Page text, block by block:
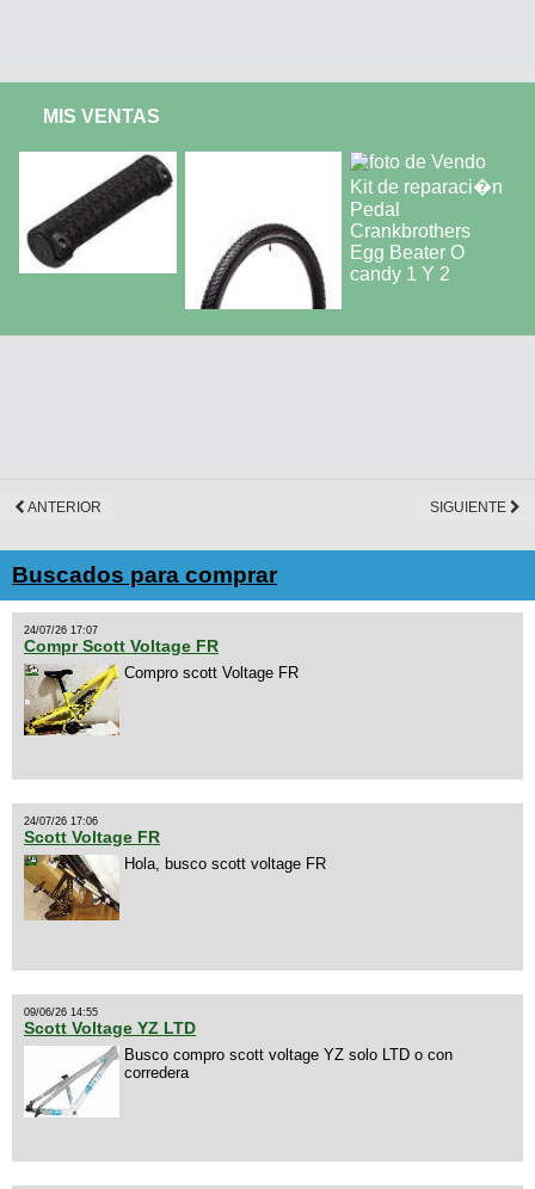
MIS VENTAS
ANTERIOR SIGUIENTE
Buscados para comprar
24/07/26 17:07
Compr Scott Voltage FR
Compro scott Voltage FR
24/07/26 17:06
Scott Voltage FR
Hola, busco scott voltage FR
09/06/26 14:55
Scott Voltage YZ LTD
Busco compro scott voltage YZ solo LTD o con
corredera